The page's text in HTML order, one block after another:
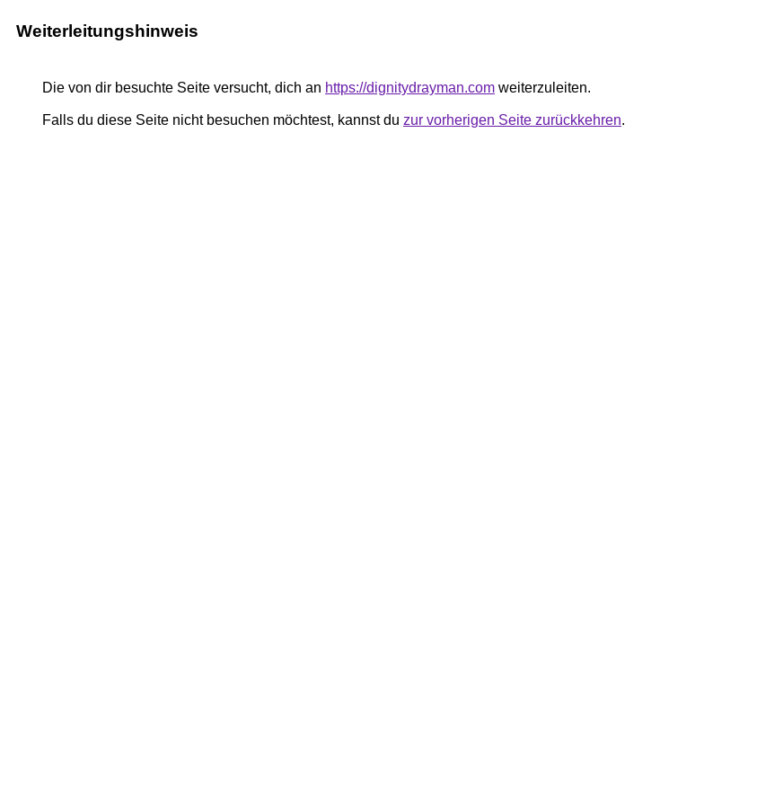
Weiterleitungshinweis
Die von dir besuchte Seite versucht, dich an https://dignitydrayman.com weiterzuleiten.
Falls du diese Seite nicht besuchen möchtest, kannst du zur vorherigen Seite zurückkehren.